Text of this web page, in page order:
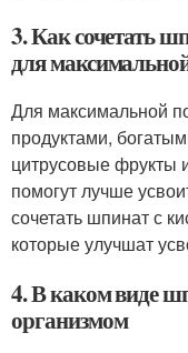
3. Как сочетать
для
Для максимальной
продуктами,
цитрусовые фрукты
помогут лучше
сочетать шпинат с
которые улучшат
4. В каком виде
организмом